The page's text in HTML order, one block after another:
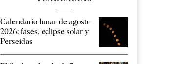
Calendario lunar de agosto
2026: fases, eclipse solar y
Perseidas